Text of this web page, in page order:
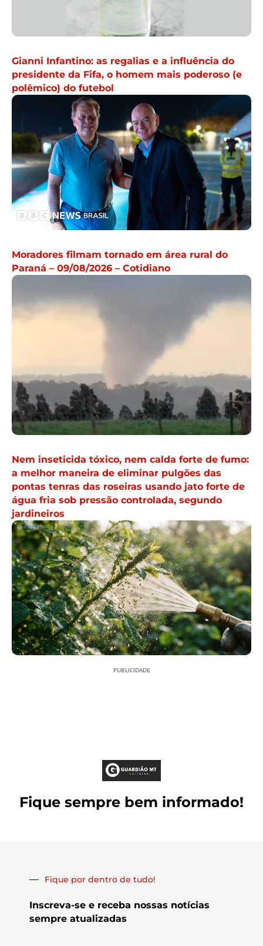
Gianni Infantino: as regalias e a influência do
presidente da Fifa, o homem mais poderoso (e
polêmico) do futebol
Moradores filmam tornado em área rural do
Paraná – 09/08/2026 – Cotidiano
Nem inseticida tóxico, nem calda forte de fumo:
a melhor maneira de eliminar pulgões das
pontas tenras das roseiras usando jato forte de
água fria sob pressão controlada, segundo
jardineiros
PUBLICIDADE
Fique sempre bem informado!
Fique por dentro de tudo!
Inscreva-se e receba nossas notícias
sempre atualizadas